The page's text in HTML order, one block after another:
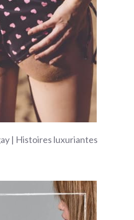
| Histoires luxuriantes